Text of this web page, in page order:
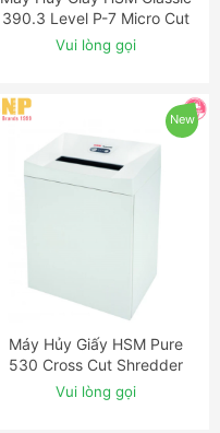
390.3 Level P-7 Micro Cut
Shredder with Automatic
Oiler
Vui lòng gọi
New
ĐẶT NGAY
Máy Hủy Giấy HSM Pure
530 Cross Cut Shredder
Vui lòng gọi